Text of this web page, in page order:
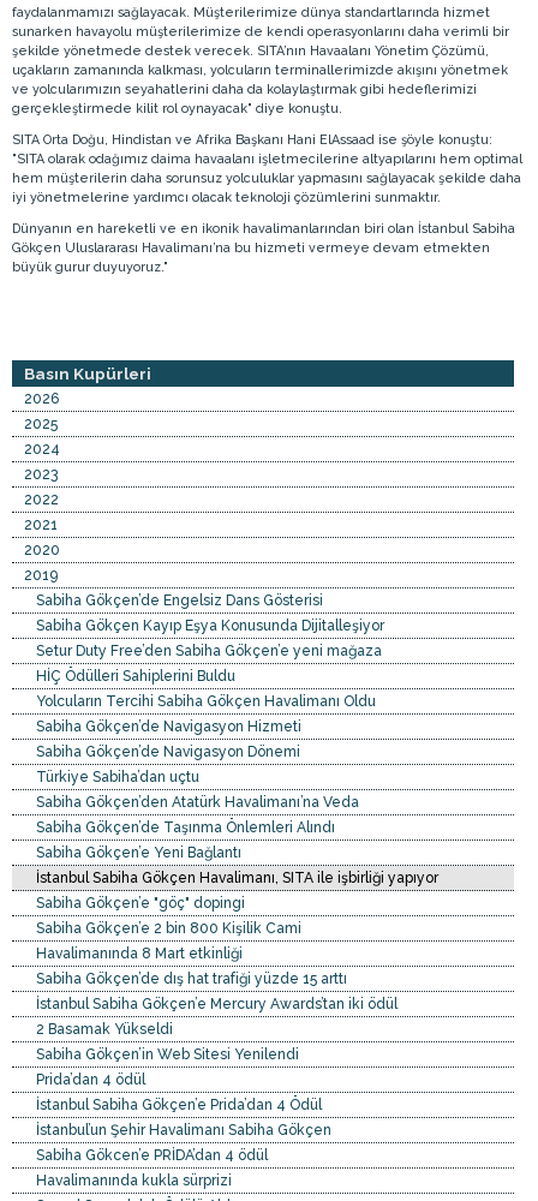
faydalanmamızı sağlayacak. Müşterilerimize dünya standartlarında hizmet
sunarken havayolu müşterilerimize de kendi operasyonlarını daha verimli bir
şekilde yönetmede destek verecek. SITA’nın Havaalanı Yönetim Çözümü,
uçakların zamanında kalkması, yolcuların terminallerimizde akışını yönetmek
ve yolcularımızın seyahatlerini daha da kolaylaştırmak gibi hedeflerimizi
gerçekleştirmede kilit rol oynayacak" diye konuştu.
SITA Orta Doğu, Hindistan ve Afrika Başkanı Hani ElAssaad ise şöyle konuştu:
"SITA olarak odağımız daima havaalanı işletmecilerine altyapılarını hem optimal
hem müşterilerin daha sorunsuz yolculuklar yapmasını sağlayacak şekilde daha
iyi yönetmelerine yardımcı olacak teknoloji çözümlerini sunmaktır.
Dünyanın en hareketli ve en ikonik havalimanlarından biri olan İstanbul Sabiha
Gökçen Uluslararası Havalimanı’na bu hizmeti vermeye devam etmekten
büyük gurur duyuyoruz."
Basın Kupürleri
2026
2025
2024
2023
2022
2021
2020
2019
Sabiha Gökçen’de Engelsiz Dans Gösterisi
Sabiha Gökçen Kayıp Eşya Konusunda Dijitalleşiyor
Setur Duty Free’den Sabiha Gökçen’e yeni mağaza
HİÇ Ödülleri Sahiplerini Buldu
Yolcuların Tercihi Sabiha Gökçen Havalimanı Oldu
Sabiha Gökçen’de Navigasyon Hizmeti
Sabiha Gökçen’de Navigasyon Dönemi
Türkiye Sabiha’dan uçtu
Sabiha Gökçen’den Atatürk Havalimanı’na Veda
Sabiha Gökçen’de Taşınma Önlemleri Alındı
Sabiha Gökçen’e Yeni Bağlantı
İstanbul Sabiha Gökçen Havalimanı, SITA ile işbirliği yapıyor
Sabiha Gökçen’e "göç" dopingi
Sabiha Gökçen’e 2 bin 800 Kişilik Cami
Havalimanında 8 Mart etkinliği
Sabiha Gökçen’de dış hat trafiği yüzde 15 arttı
İstanbul Sabiha Gökçen’e Mercury Awards’tan iki ödül
2 Basamak Yükseldi
Sabiha Gökçen’in Web Sitesi Yenilendi
Prida’dan 4 ödül
İstanbul Sabiha Gökçen’e Prida’dan 4 Ödül
İstanbul’un Şehir Havalimanı Sabiha Gökçen
Sabiha Gökcen’e PRİDA’dan 4 ödül
Havalimanında kukla sürprizi